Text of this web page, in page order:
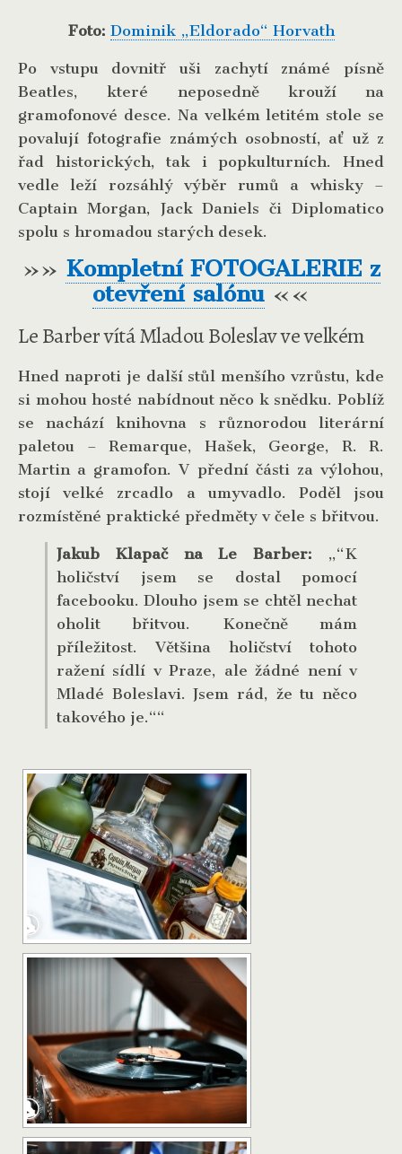
Foto: Dominik „Eldorado“ Horvath
Po vstupu dovnitř uši zachytí známé písně
Beatles, které neposedně krouží na
gramofonové desce. Na velkém letitém stole se
povalují fotografie známých osobností, ať už z
řad historických, tak i popkulturních. Hned
vedle leží rozsáhlý výběr rumů a whisky –
Captain Morgan, Jack Daniels či Diplomatico
spolu s hromadou starých desek.
»» Kompletní FOTOGALERIE z
otevření salónu ««
Le Barber vítá Mladou Boleslav ve velkém
Hned naproti je další stůl menšího vzrůstu, kde
si mohou hosté nabídnout něco k snědku. Poblíž
se nachází knihovna s různorodou literární
paletou – Remarque, Hašek, George, R. R.
Martin a gramofon. V přední části za výlohou,
stojí velké zrcadlo a umyvadlo. Poděl jsou
rozmístěné praktické předměty v čele s břitvou.
Jakub Klapač na Le Barber: „“K
holičství jsem se dostal pomocí
facebooku. Dlouho jsem se chtěl nechat
oholit břitvou. Konečně mám
příležitost. Většina holičství tohoto
ražení sídlí v Praze, ale žádné není v
Mladé Boleslavi. Jsem rád, že tu něco
takového je.““